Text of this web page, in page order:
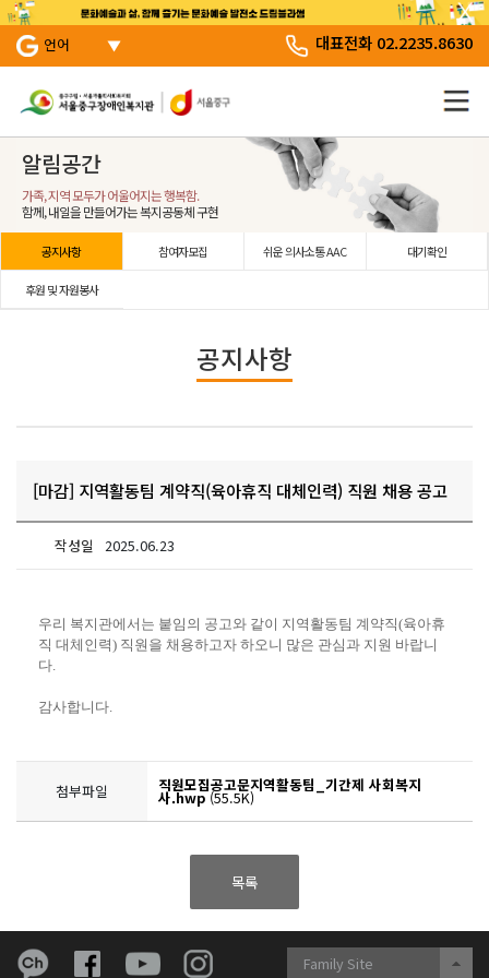
본문 바로 가기
서브 메뉴 바로가기
주 메뉴 바로 가기
언어 대표전화 02.2235.8630
알림공간
가족, 지역 모두가 어울어지는 행복함.
함께, 내일을 만들어가는 복지공동체 구현
공지사항 참여자모집 쉬운 의사소통 AAC 대기확인
후원 및 자원봉사
공지사항
[마감] 지역활동팀 계약직(육아휴직 대체인력) 직원 채용 공고
작성일 2025.06.23
우리 복지관에서는 붙임의 공고와 같이 지역활동팀 계약직(육아휴
직 대체인력) 직원을 채용하고자 하오니 많은 관심과 지원 바랍니
다.
감사합니다.
첨부파일 직원모집공고문지역활동팀_기간제 사회복지
사.hwp(55.5K)
목록
Family Site